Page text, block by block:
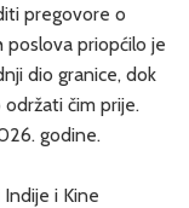
pregovore o
poslova priopćilo je
dio granice, dok
čim prije.
godine.
i Kine